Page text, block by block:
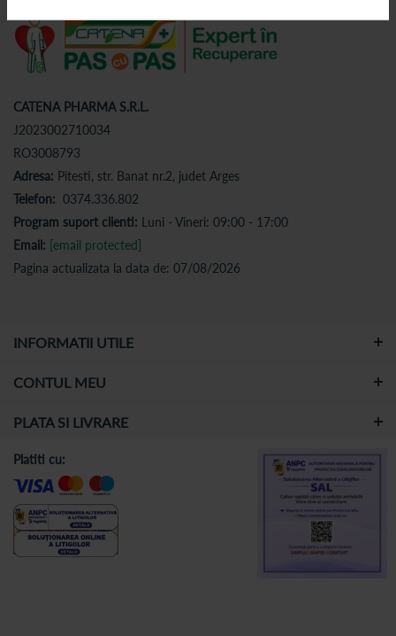
CATENA PHARMA S.R.L.
J2023002710034
RO3008793
Adresa: Pitesti, str. Banat nr.2, judet Arges
Telefon: 0374.336.802
Program suport clienti: Luni - Vineri: 09:00 - 17:00
Email: [email protected]
Pagina actualizata la data de: 07/08/2026
INFORMATII UTILE
CONTUL MEU
PLATA SI LIVRARE
Platiti cu: